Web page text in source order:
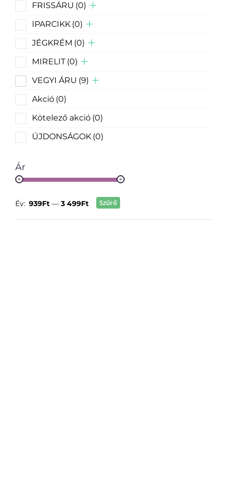
FRISSÁRU (0)
IPARCIKK (0)
JÉGKRÉM (0)
MIRELIT (0)
VEGYI ÁRU (9)
Akció (0)
Kötelező akció (0)
ÚJDONSÁGOK (0)
Ár
Szűrő
Év: 939Ft — 3 499Ft